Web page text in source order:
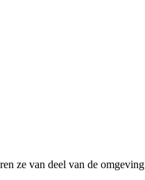
ze van deel van de